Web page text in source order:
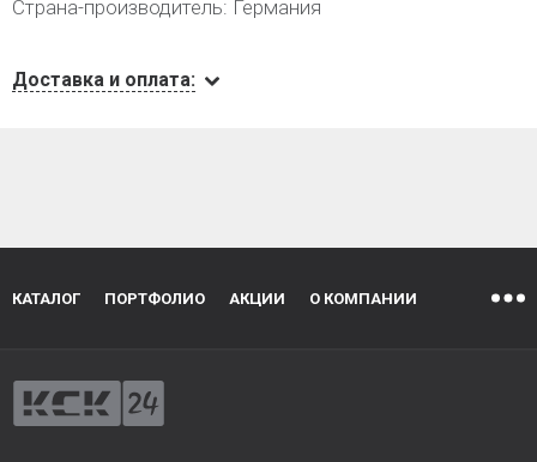
Страна-производитель: Германия
Доставка и оплата:
КАТАЛОГ ПОРТФОЛИО АКЦИИ О КОМПАНИИ